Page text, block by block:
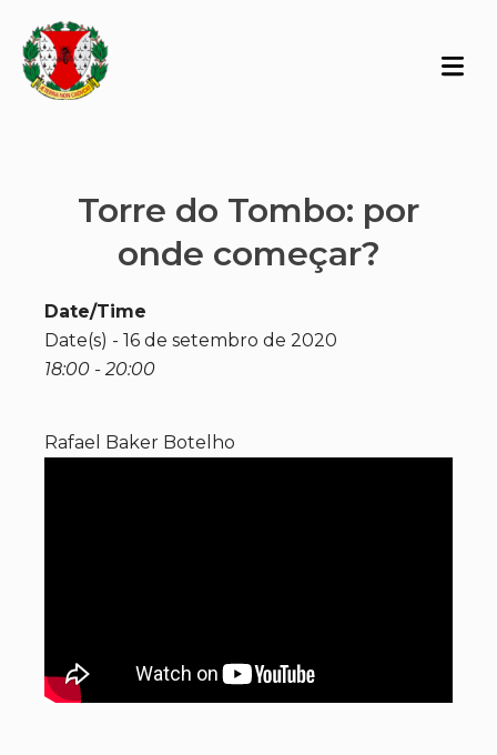
Torre do Tombo: por
onde começar?
Date/Time
Date(s) - 16 de setembro de 2020
18:00 - 20:00
Rafael Baker Botelho